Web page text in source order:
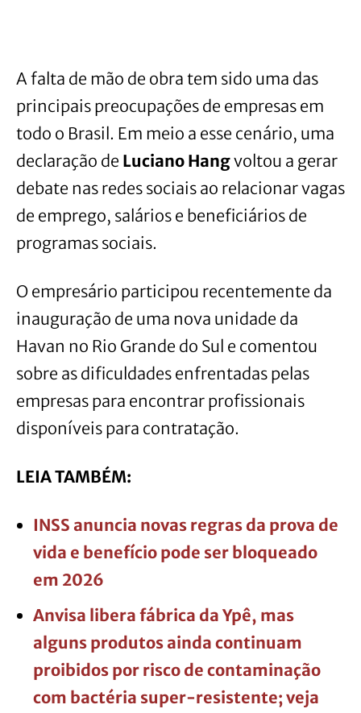
A falta de mão de obra tem sido uma das
principais preocupações de empresas em
todo o Brasil. Em meio a esse cenário, uma
declaração de Luciano Hangvoltou a gerar
debate nas redes sociais ao relacionar vagas
de emprego, salários e beneficiários de
programas sociais.
O empresário participou recentemente da
inauguração de uma nova unidade da
Havan no Rio Grande do Sul e comentou
sobre as dificuldades enfrentadas pelas
empresas para encontrar profissionais
disponíveis para contratação.
LEIA TAMBÉM:
INSS anuncia novas regras da prova de
vida e benefício pode ser bloqueado
em 2026
Anvisa libera fábrica da Ypê, mas
alguns produtos ainda continuam
proibidos por risco de contaminação
com bactéria super-resistente; veja